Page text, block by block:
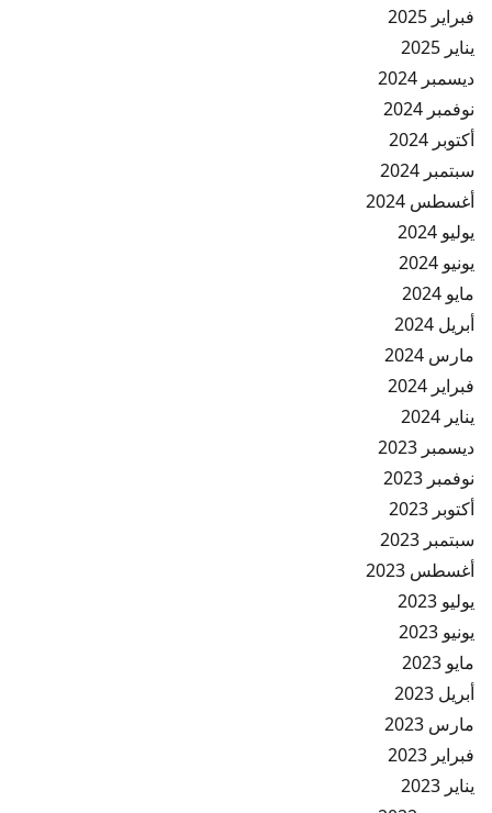
فبراير 2025
يناير 2025
ديسمبر 2024
نوفمبر 2024
أكتوبر 2024
سبتمبر 2024
أغسطس 2024
يوليو 2024
يونيو 2024
مايو 2024
أبريل 2024
مارس 2024
فبراير 2024
يناير 2024
ديسمبر 2023
نوفمبر 2023
أكتوبر 2023
سبتمبر 2023
أغسطس 2023
يوليو 2023
يونيو 2023
مايو 2023
أبريل 2023
مارس 2023
فبراير 2023
يناير 2023